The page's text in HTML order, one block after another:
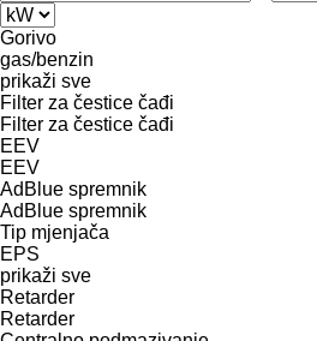
Gorivo
gas/benzin
prikaži sve
Filter za čestice čađi
Filter za čestice čađi
EEV
EEV
AdBlue spremnik
AdBlue spremnik
Tip mјenjača
EPS
prikaži sve
Retarder
Retarder